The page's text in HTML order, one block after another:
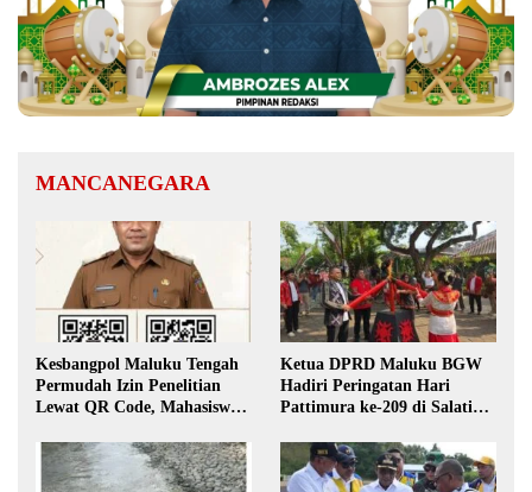
MANCANEGARA
Kesbangpol Maluku Tengah
Permudah Izin Penelitian
Lewat QR Code, Mahasiswa
Ketua DPRD Maluku BGW
Hadiri Peringatan Hari
Pattimura ke-209 di Salatiga,
Orang Basudara